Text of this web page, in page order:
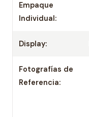
Empaque
Individual:
Display:
Fotografías de
Referencia: